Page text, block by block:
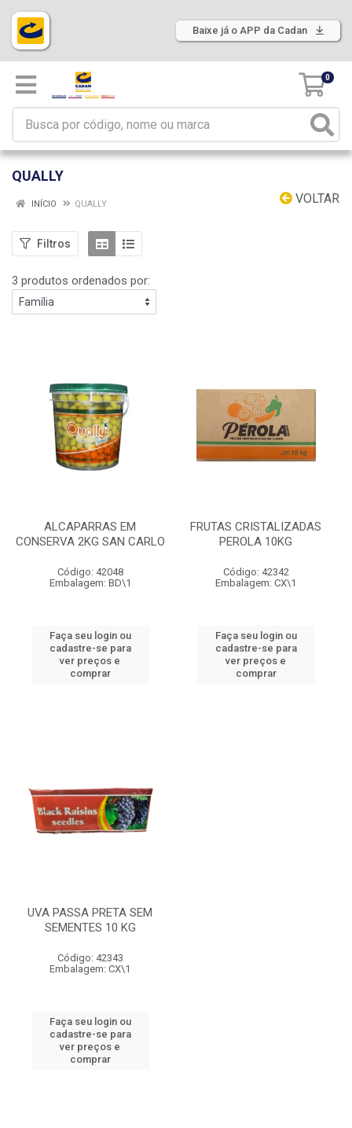
Baixe já o APP da Cadan
0
QUALLY
VOLTAR
INÍCIO QUALLY
Filtros
3 produtos ordenados por:
ALCAPARRAS EM
CONSERVA 2KG SAN CARLO
Código: 42048
Embalagem: BD\1
Faça seu login ou
cadastre-se para
ver preços e
comprar
FRUTAS CRISTALIZADAS
PEROLA 10KG
Código: 42342
Embalagem: CX\1
Faça seu login ou
cadastre-se para
ver preços e
comprar
UVA PASSA PRETA SEM
SEMENTES 10 KG
Código: 42343
Embalagem: CX\1
Faça seu login ou
cadastre-se para
ver preços e
comprar